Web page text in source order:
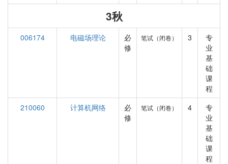
3秋
006174 电磁场理论
必
修
笔试（闭卷） 3
专
业
基
础
课
程
210060
计算机网络
必
修
笔试（闭卷） 4
专
业
基
础
课
程